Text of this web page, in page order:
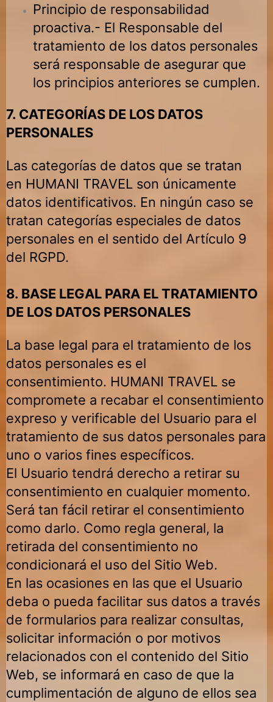
Principio de responsabilidad
proactiva.- El Responsable del
tratamiento de los datos personales
será responsable de asegurar que
los principios anteriores se cumplen.
7. CATEGORÍAS DE LOS DATOS
PERSONALES
Las categorías de datos que se tratan
en HUMANI TRAVEL son únicamente
datos identificativos. En ningún caso se
tratan categorías especiales de datos
personales en el sentido del Artículo 9
del RGPD.
8. BASE LEGAL PARA EL TRATAMIENTO
DE LOS DATOS PERSONALES
La base legal para el tratamiento de los
datos personales es el
consentimiento. HUMANI TRAVEL se
compromete a recabar el consentimiento
expreso y verificable del Usuario para el
tratamiento de sus datos personales para
uno o varios fines específicos.
El Usuario tendrá derecho a retirar su
consentimiento en cualquier momento.
Será tan fácil retirar el consentimiento
como darlo. Como regla general, la
retirada del consentimiento no
condicionará el uso del Sitio Web.
En las ocasiones en las que el Usuario
deba o pueda facilitar sus datos a través
de formularios para realizar consultas,
solicitar información o por motivos
relacionados con el contenido del Sitio
Web, se informará en caso de que la
cumplimentación de alguno de ellos sea